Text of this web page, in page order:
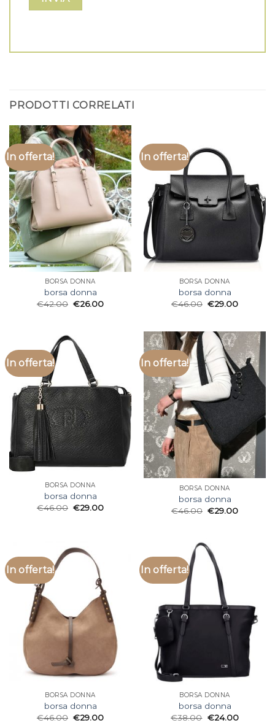
PRODOTTI CORRELATI
In offerta!
BORSA DONNA
borsa donna
€42.00 €26.00
In offerta!
BORSA DONNA
borsa donna
€46.00 €29.00
In offerta!
BORSA DONNA
borsa donna
€46.00 €29.00
In offerta!
BORSA DONNA
borsa donna
€46.00 €29.00
In offerta!
BORSA DONNA
borsa donna
€46.00 €29.00
In offerta!
BORSA DONNA
borsa donna
€38.00 €24.00